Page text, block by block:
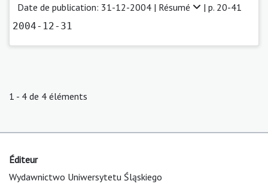
Date de publication: 31-12-2004 | Résumé | p. 20-41
2004-12-31
1 - 4 de 4 éléments
Éditeur
Wydawnictwo Uniwersytetu Śląskiego